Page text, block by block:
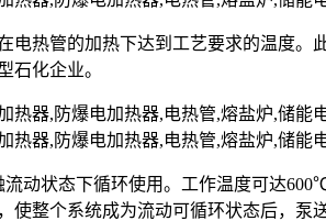
电热管的加热下达到工艺要求的温度
石化企业。
动状态下循环使用。工作温度可达
整个系统成为流动可循环状态后，泵